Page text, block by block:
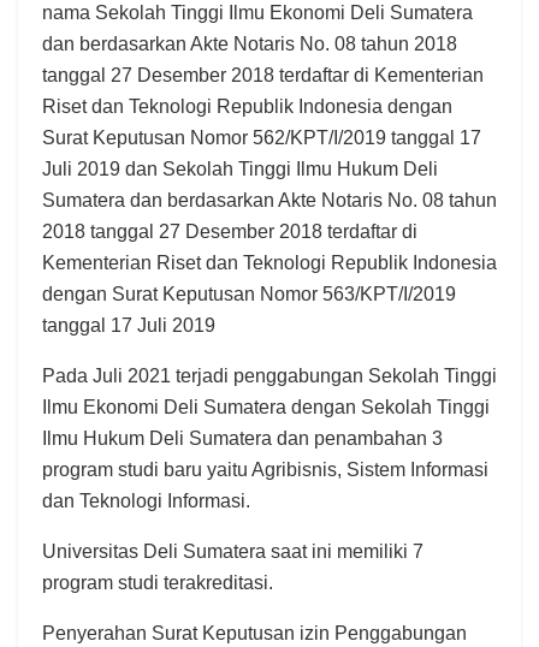
nama Sekolah Tinggi Ilmu Ekonomi Deli Sumatera
dan berdasarkan Akte Notaris No. 08 tahun 2018
tanggal 27 Desember 2018 terdaftar di Kementerian
Riset dan Teknologi Republik Indonesia dengan
Surat Keputusan Nomor 562/KPT/I/2019 tanggal 17
Juli 2019 dan Sekolah Tinggi Ilmu Hukum Deli
Sumatera dan berdasarkan Akte Notaris No. 08 tahun
2018 tanggal 27 Desember 2018 terdaftar di
Kementerian Riset dan Teknologi Republik Indonesia
dengan Surat Keputusan Nomor 563/KPT/I/2019
tanggal 17 Juli 2019
Pada Juli 2021 terjadi penggabungan Sekolah Tinggi
Ilmu Ekonomi Deli Sumatera dengan Sekolah Tinggi
Ilmu Hukum Deli Sumatera dan penambahan 3
program studi baru yaitu Agribisnis, Sistem Informasi
dan Teknologi Informasi.
Universitas Deli Sumatera saat ini memiliki 7
program studi terakreditasi.
Penyerahan Surat Keputusan izin Penggabungan